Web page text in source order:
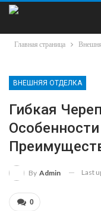
Главная страница
ВНЕШНЯЯ ОТДЕЛКА
Гибкая
By Admin Last
0